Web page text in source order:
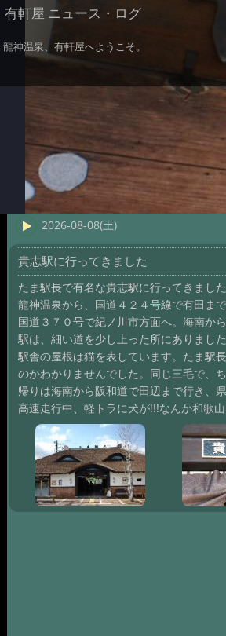
有軒屋 ニュース・ログ
龍神温泉、有軒屋へようこそ。
2026-08-08(土)
貴志駅に行ってきました
たま駅長で有名な貴志駅に行ってきました
龍神温泉から、国道４２４号線で有田ま
国道３７０号で紀ノ川市方面へ。海南か
駅は、細い道を少し上った所にありまし
駅舎の屋根は猫を表しています。たま駅
のかわかりませんでした。同じ三毛で、
帰りは海南から阪和道で田辺まで行き、
高速走行中、軽トラに犬が!!!なんか和歌山